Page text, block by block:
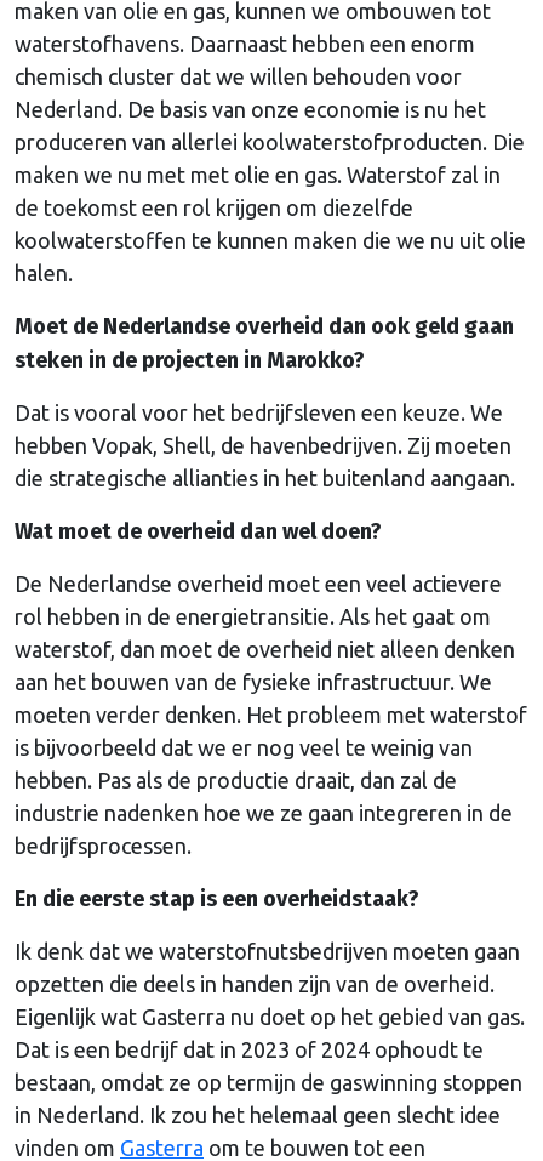
maken van olie en gas, kunnen we ombouwen tot
waterstofhavens. Daarnaast hebben een enorm
chemisch cluster dat we willen behouden voor
Nederland. De basis van onze economie is nu het
produceren van allerlei koolwaterstofproducten. Die
maken we nu met met olie en gas. Waterstof zal in
de toekomst een rol krijgen om diezelfde
koolwaterstoffen te kunnen maken die we nu uit olie
halen.
Moet de Nederlandse overheid dan ook geld gaan
steken in de projecten in Marokko?
Dat is vooral voor het bedrijfsleven een keuze. We
hebben Vopak, Shell, de havenbedrijven. Zij moeten
die strategische allianties in het buitenland aangaan.
Wat moet de overheid dan wel doen?
De Nederlandse overheid moet een veel actievere
rol hebben in de energietransitie. Als het gaat om
waterstof, dan moet de overheid niet alleen denken
aan het bouwen van de fysieke infrastructuur. We
moeten verder denken. Het probleem met waterstof
is bijvoorbeeld dat we er nog veel te weinig van
hebben. Pas als de productie draait, dan zal de
industrie nadenken hoe we ze gaan integreren in de
bedrijfsprocessen.
En die eerste stap is een overheidstaak?
Ik denk dat we waterstofnutsbedrijven moeten gaan
opzetten die deels in handen zijn van de overheid.
Eigenlijk wat Gasterra nu doet op het gebied van gas.
Dat is een bedrijf dat in 2023 of 2024 ophoudt te
bestaan, omdat ze op termijn de gaswinning stoppen
in Nederland. Ik zou het helemaal geen slecht idee
vinden om Gasterra om te bouwen tot een